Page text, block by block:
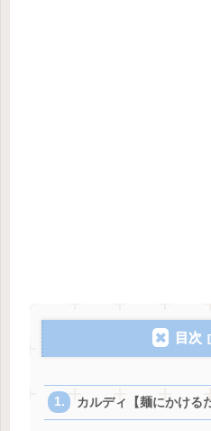
目次
カルディ【麺にかける